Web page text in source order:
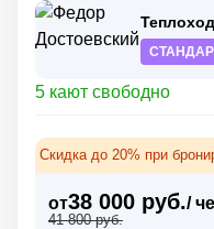
5 кают свободно
Скидка до 20% при
от38 000 руб./
41 800 руб.